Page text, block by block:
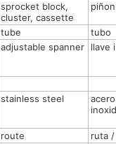
sprocket block,
cluster, cassette
piñon
tube
tubo
adjustable spanner llave
stainless steel
acero
route
ruta